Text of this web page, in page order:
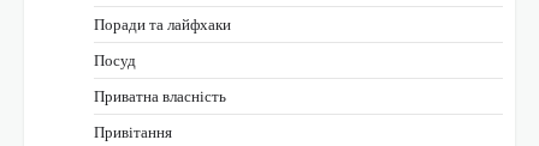
Поради та лайфхаки
Посуд
Приватна власність
Привітання